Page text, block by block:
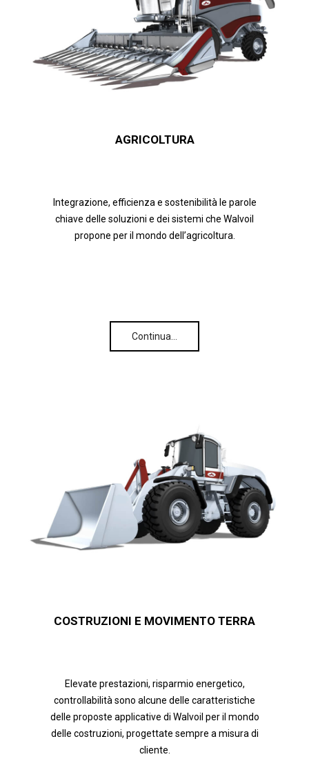
AGRICOLTURA
Integrazione, efficienza e sostenibilità le parole
chiave delle soluzioni e dei sistemi che Walvoil
propone per il mondo dell’agricoltura.
Continua…
COSTRUZIONI E MOVIMENTO TERRA
Elevate prestazioni, risparmio energetico,
controllabilità sono alcune delle caratteristiche
delle proposte applicative di Walvoil per il mondo
delle costruzioni, progettate sempre a misura di
cliente.